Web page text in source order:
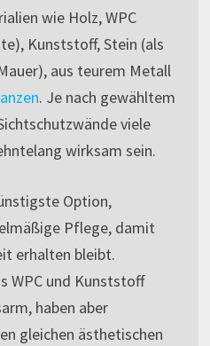
wie Holz, WPC
Kunststoff, Stein (als
aus teurem Metall
. Je nach gewähltem
viele
wirksam sein.
Option,
Pflege, damit
erhalten bleibt.
WPC und Kunststoff
haben aber
gleichen ästhetischen